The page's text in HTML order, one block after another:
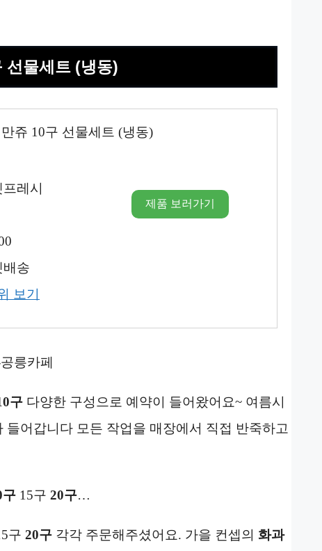
선물세트 (냉동)
쥬 10구 선물세트 (냉동)
레시
배송
보기
제품 보러가기
릉카페
구 다양한 구성으로 예약이 들어왔어요~ 여름시
들어갑니다 모든 작업을 매장에서 직접 반죽하고
구 15구 20구…
구 20구 각각 주문해주셨어요. 가을 컨셉의 화과